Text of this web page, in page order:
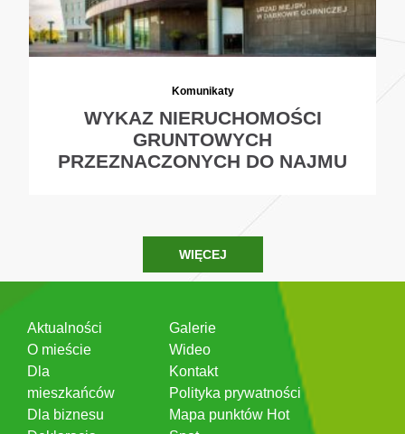
Komunikaty
WYKAZ NIERUCHOMOŚCI
GRUNTOWYCH
PRZEZNACZONYCH DO NAJMU
WIĘCEJ
Aktualności
O mieście
Dla
mieszkańców
Dla biznesu
Galerie
Wideo
Kontakt
Polityka prywatności
Mapa punktów Hot